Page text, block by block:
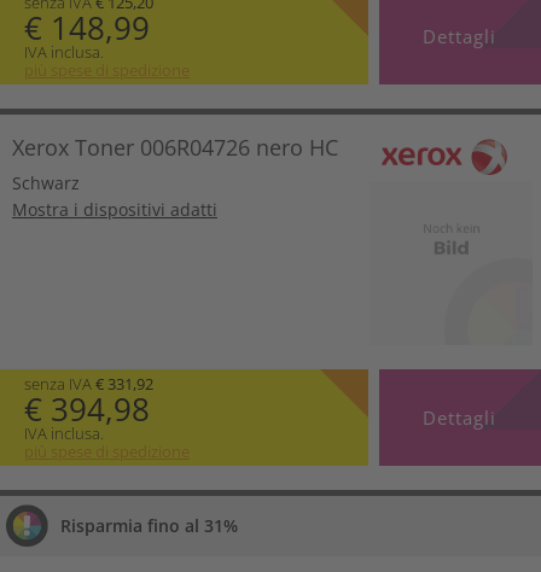
€ 148,99
IVA inclusa.
più spese di spedizione
Dettagli
Xerox Toner 006R04726 nero HC
Schwarz
Mostra i dispositivi adatti
senza IVA€ 331,92
€ 394,98
IVA inclusa.
più spese di spedizione
Dettagli
Risparmia fino al 31%